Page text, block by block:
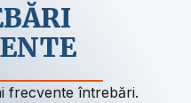
frecvente întrebări.